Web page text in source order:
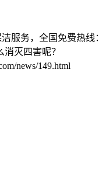
服务，全国免费热线：
消灭四害呢？
news/149.html